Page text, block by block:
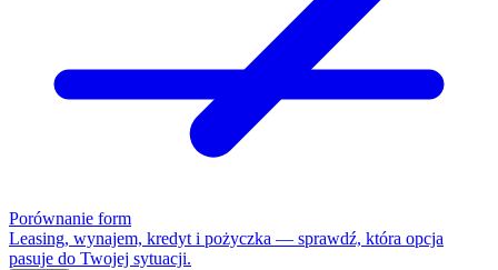
Porównanie form
Leasing, wynajem, kredyt i pożyczka — sprawdź, która opcja
pasuje do Twojej sytuacji.